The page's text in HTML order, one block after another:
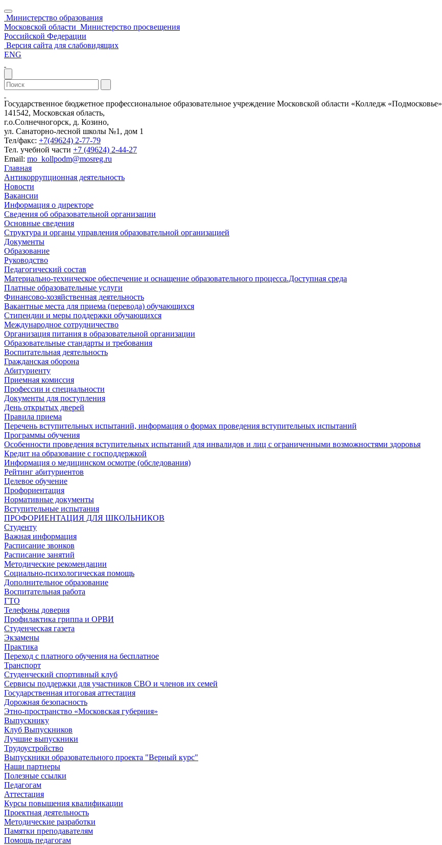
Министерство образования
Московской области Министерство просвещения
Российской Федерации
Версия сайта для слабовидящих
ENG
Государственное бюджетное профессиональное образовательное учреждение Московской области «Колледж «Подмосковье»
141542, Московская область,
г.о.Солнечногорск, д. Козино,
ул. Санаторно-лесной школы №1, дом 1
Тел/факс: +7(49624) 2-77-79
Тел. учебной части +7 (49624) 2-44-27
Email: mo_kollpodm@mosreg.ru
Главная
Антикоррупционная деятельность
Новости
Вакансии
Информация о директоре
Сведения об образовательной организации
Основные сведения
Структура и органы управления образовательной организацией
Документы
Образование
Руководство
Педагогический состав
Материально-техническое обеспечение и оснащение образовательного процесса.Доступная среда
Платные образовательные услуги
Финансово-хозяйственная деятельность
Вакантные места для приема (перевода) обучающихся
Стипендии и меры поддержки обучающихся
Международное сотрудничество
Организация питания в образовательной организации
Образовательные стандарты и требования
Воспитательная деятельность
Гражданская оборона
Абитуриенту
Приемная комиссия
Профессии и специальности
Документы для поступления
День открытых дверей
Правила приема
Перечень вступительных испытаний, информация о формах проведения вступительных испытаний
Программы обучения
Особенности проведения вступительных испытаний для инвалидов и лиц с ограниченными возможностями здоровья
Кредит на образование с господдержкой
Информация о медицинском осмотре (обследования)
Рейтинг абитуриентов
Целевое обучение
Профориентация
Нормативные документы
Вступительные испытания
ПРОФОРИЕНТАЦИЯ ДЛЯ ШКОЛЬНИКОВ
Студенту
Важная информация
Расписание звонков
Расписание занятий
Методические рекомендации
Социально-психологическая помощь
Дополнительное образование
Воспитательная работа
ГТО
Телефоны доверия
Профилактика гриппа и ОРВИ
Cтуденческая газета
Экзамены
Практика
Переход с платного обучения на бесплатное
Транспорт
Студенческий спортивный клуб
Сервисы поддержки для участников СВО и членов их семей
Государственная итоговая аттестация
Дорожная безопасность
Этно-пространство «Московская губерния»
Выпускнику
Клуб Выпускников
Лучшие выпускники
Трудоустройство
Выпускники образовательного проекта "Верный курс"
Наши партнеры
Полезные ссылки
Педагогам
Аттестация
Курсы повышения квалификации
Проектная деятельность
Методические разработки
Памятки преподавателям
Помощь педагогам